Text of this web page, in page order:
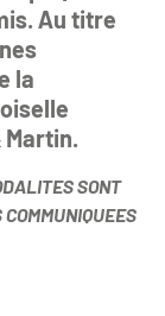
Au titre
la
Martin.
SONT